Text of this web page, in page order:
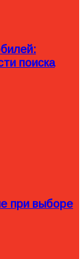
поиска
при выборе